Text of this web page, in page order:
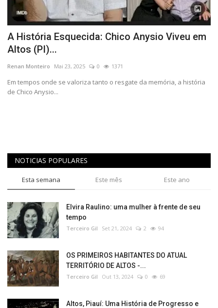
CONTATO
CULTURA
CONECTE-SE
A História Esquecida: Chico Anysio Viveu em
Altos (PI)...
Renan Monteiro Mai 23, 2025 0 1371
Em tempos onde se valoriza tanto o resgate da memória, a história
de Chico Anysio...
NOTICIAS POPULARES
Esta semana Este mês Este ano
Elvira Raulino: uma mulher à frente de seu
tempo
Terceiro Gil Set 21, 2024 2 94
OS PRIMEIROS HABITANTES DO ATUAL
TERRITÓRIO DE ALTOS -...
Terceiro Gil Out 13, 2024 0 69
Altos, Piauí: Uma História de Progresso e